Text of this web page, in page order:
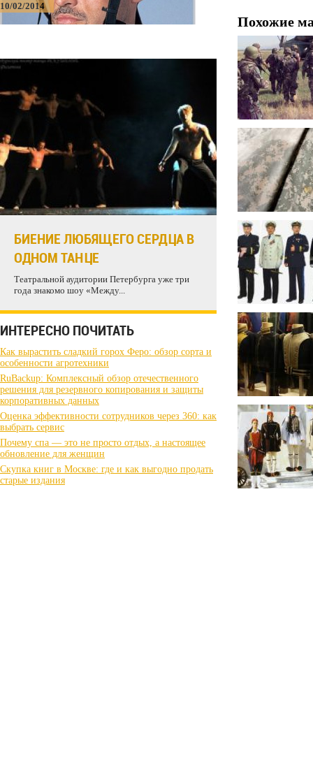
10/02/2014
БИЕНИЕ ЛЮБЯЩЕГО СЕРДЦА В
ОДНОМ ТАНЦЕ
Театральной аудитории Петербурга уже три
года знакомо шоу «Между...
ИНТЕРЕСНО ПОЧИТАТЬ
Как вырастить сладкий горох Феро: обзор сорта и
особенности агротехники
RuBackup: Комплексный обзор отечественного
решения для резервного копирования и защиты
корпоративных данных
Оценка эффективности сотрудников через 360: как
выбрать сервис
Почему спа — это не просто отдых, а настоящее
обновление для женщин
Скупка книг в Москве: где и как выгодно продать
старые издания
Похожие